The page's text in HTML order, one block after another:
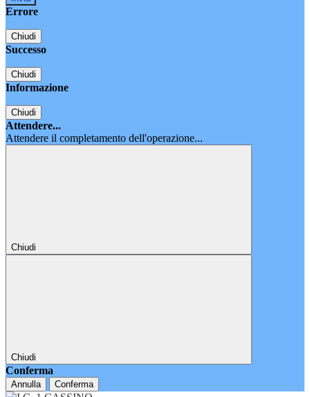
Errore
Chiudi
Successo
Chiudi
Informazione
Chiudi
Attendere...
Attendere il completamento dell'operazione...
Chiudi
Chiudi
Conferma
Annulla Conferma